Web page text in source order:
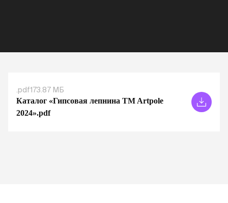
.pdf173.87 МБ
Каталог «Гипсовая лепнина TM Artpole
2024».pdf